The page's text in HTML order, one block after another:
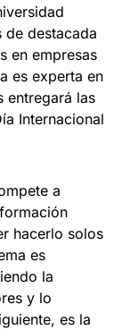
de destacada
en empresas
es experta en
entregará las
Internacional
a
hacerlo solos
es
la
y lo
es la